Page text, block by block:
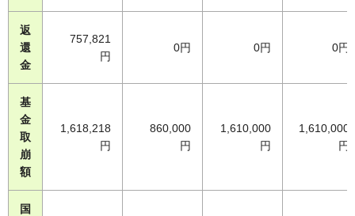
返
還
金
757,821
円
0円 0円 0円
基
金
取
崩
額
1,618,218
円
860,000
円
1,610,000
円
1,610,000
円
国